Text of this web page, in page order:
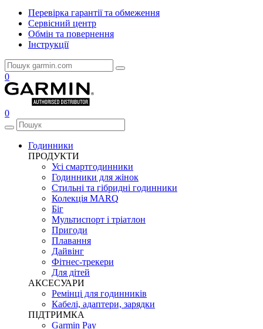
Перевірка гарантії та обмеження
Сервісний центр
Обмін та повернення
Інструкції
0
0
Годинники
ПРОДУКТИ
Усі смартгодинники
Годинники для жінок
Стильні та гібридні годинники
Колекція MARQ
Біг
Мультиспорт і тріатлон
Пригоди
Плавання
Дайвінг
Фітнес-трекери
Для дітей
АКСЕСУАРИ
Ремінці для годинників
Кабелі, адаптери, зарядки
ПІДТРИМКА
Garmin Pay